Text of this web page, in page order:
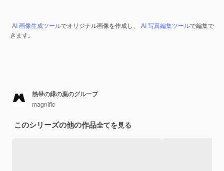
AI 画像生成ツールでオリジナル画像を作成し、 AI 写真編集ツールで編集で
きます。
熱帯の緑の葉のグループ
magnific
このシリーズの他の作品全てを見る